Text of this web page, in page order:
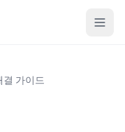
결 가이드